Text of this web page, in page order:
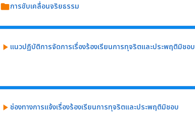
folderการขับเคลื่อนจริยธรรม
play_arrow แนวปฏิบัติการจัดการเรื่องร้องเรียนการทุจริตและประพฤติมิชอบ
play_arrow ช่องทางการแจ้งเรื่องร้องเรียนการทุจริตและประพฤติมิชอบ